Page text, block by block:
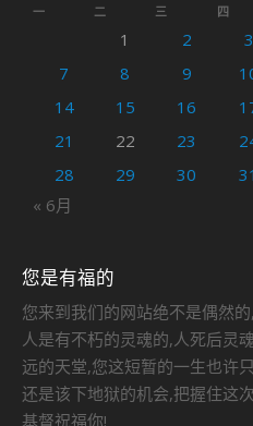
一 二 三 四
« 6月
1 2 3
7
8 9
14
15 16
21
22 23
28
29 30 31
您是有福的
您来到我们的网站绝不是偶然
人是有不朽的灵魂的,人死后灵
远的天堂,您这短暂的一生也许
还是该下地狱的机会,把握住这
基督祝福你!